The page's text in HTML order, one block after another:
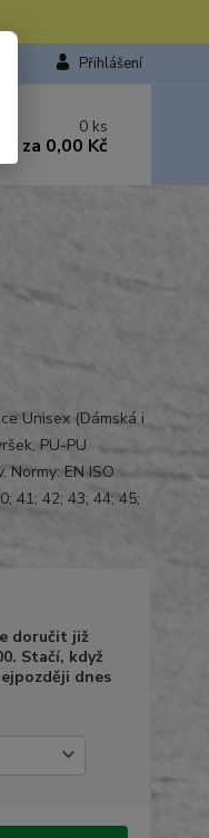
Přihlášení
0 ks
za 0,00 Kč
Unisex (Dámská i
PU-PU
EN ISO
41; 42; 43; 44; 45;
doručit již
Stačí, když
dnes